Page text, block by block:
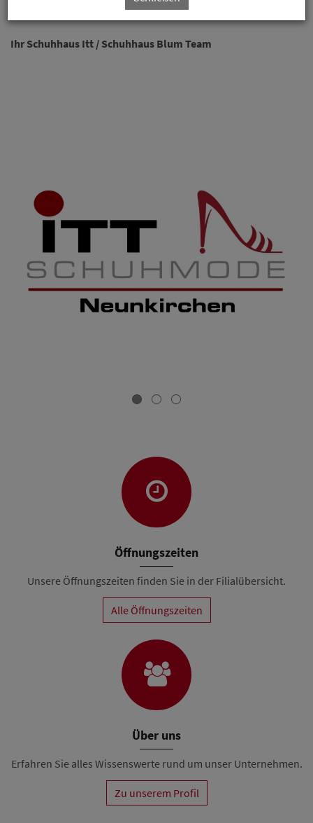
Wir freuen uns auf Ihren Besuch.
Ihr Schuhhaus Itt / Schuhhaus Blum Team
Öffnungszeiten
Unsere Öffnungszeiten finden Sie in der Filialübersicht.
Alle Öffnungszeiten
Über uns
Erfahren Sie alles Wissenswerte rund um unser Unternehmen.
Zu unserem Profil